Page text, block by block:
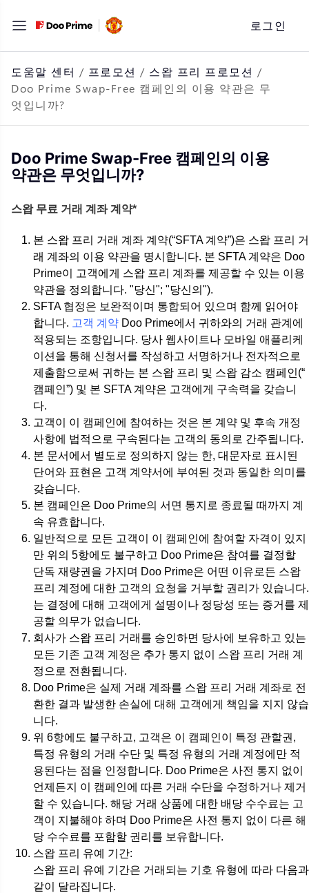
자
로
바
로
로그인
도움말 센터 / 프로모션 / 스왑 프리 프로모션 /
Doo Prime Swap-Free 캠페인의 이용 약관은 무
엇입니까?
Doo Prime Swap-Free 캠페인의 이용
약관은 무엇입니까?
스왑 무료 거래 계좌 계약*
본 스왑 프리 거래 계좌 계약(“SFTA 계약”)은 스왑 프리 거
래 계좌의 이용 약관을 명시합니다. 본 SFTA 계약은 Doo
Prime이 고객에게 스왑 프리 계좌를 제공할 수 있는 이용
약관을 정의합니다. "당신"; "당신의").
SFTA 협정은 보완적이며 통합되어 있으며 함께 읽어야
합니다. 고객 계약 Doo Prime에서 귀하와의 거래 관계에
적용되는 조항입니다. 당사 웹사이트나 모바일 애플리케
이션을 통해 신청서를 작성하고 서명하거나 전자적으로
제출함으로써 귀하는 본 스왑 프리 및 스왑 감소 캠페인(“
캠페인”) 및 본 SFTA 계약은 고객에게 구속력을 갖습니
다.
고객이 이 캠페인에 참여하는 것은 본 계약 및 후속 개정
사항에 법적으로 구속된다는 고객의 동의로 간주됩니다.
본 문서에서 별도로 정의하지 않는 한, 대문자로 표시된
단어와 표현은 고객 계약서에 부여된 것과 동일한 의미를
갖습니다.
본 캠페인은 Doo Prime의 서면 통지로 종료될 때까지 계
속 유효합니다.
일반적으로 모든 고객이 이 캠페인에 참여할 자격이 있지
만 위의 5항에도 불구하고 Doo Prime은 참여를 결정할
단독 재량권을 가지며 Doo Prime은 어떤 이유로든 스왑
프리 계정에 대한 고객의 요청을 거부할 권리가 있습니다.
는 결정에 대해 고객에게 설명이나 정당성 또는 증거를 제
공할 의무가 없습니다.
회사가 스왑 프리 거래를 승인하면 당사에 보유하고 있는
모든 기존 고객 계정은 추가 통지 없이 스왑 프리 거래 계
정으로 전환됩니다.
Doo Prime은 실제 거래 계좌를 스왑 프리 거래 계좌로 전
환한 결과 발생한 손실에 대해 고객에게 책임을 지지 않습
니다.
위 6항에도 불구하고, 고객은 이 캠페인이 특정 관할권,
특정 유형의 거래 수단 및 특정 유형의 거래 계정에만 적
용된다는 점을 인정합니다. Doo Prime은 사전 통지 없이
언제든지 이 캠페인에 따른 거래 수단을 수정하거나 제거
할 수 있습니다. 해당 거래 상품에 대한 배당 수수료는 고
객이 지불해야 하며 Doo Prime은 사전 통지 없이 다른 해
당 수수료를 포함할 권리를 보유합니다.
스왑 프리 유예 기간:
스왑 프리 유예 기간은 거래되는 기호 유형에 따라 다음과
같이 달라집니다.